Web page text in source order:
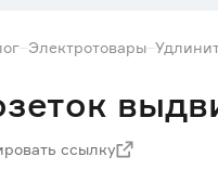
Электротовары
ссылку